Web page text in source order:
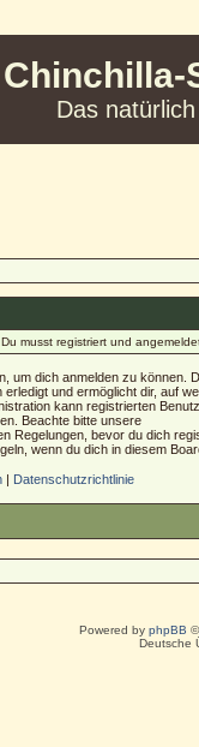
Chinchilla-
Das
Du musst registriert und
um dich anmelden zu können.
und ermöglicht dir, auf
kann registrierten
Beachte bitte unsere
Regelungen, bevor du dich
wenn du dich in diesem
| Datenschutzrichtlinie
Powered by phpBB
Deutsche